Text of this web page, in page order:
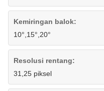
Kemiringan balok:
10°,15°,20°
Resolusi rentang:
31,25 piksel